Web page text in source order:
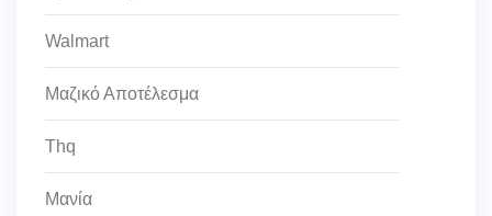
Walmart
Μαζικό Αποτέλεσμα
Thq
Μανία